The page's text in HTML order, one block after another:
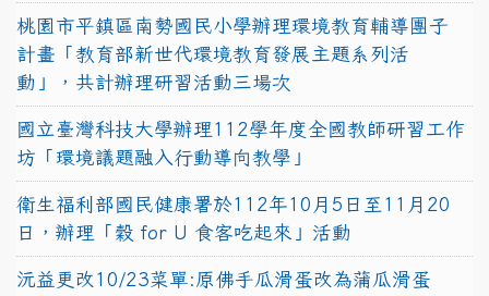
桃園市平鎮區南勢國民小學辦理環境教育輔導團子
計畫「教育部新世代環境教育發展主題系列活
動」，共計辦理研習活動三場次
國立臺灣科技大學辦理112學年度全國教師研習工作
坊「環境議題融入行動導向教學」
衛生福利部國民健康署於112年10月5日至11月20
日，辦理「穀 for U 食客吃起來」活動
沅益更改10/23菜單:原佛手瓜滑蛋改為蒲瓜滑蛋